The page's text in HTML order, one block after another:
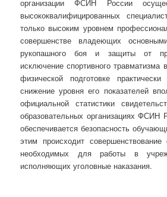
организации ФСИН России
высококвалифицированных
только высоким уровнем
совершенстве владеющих
рукопашного боя и защиты от
исключение спортивного травматизма
физической подготовке
снижение уровня его показателей
официальной статистики
образовательных организациях ФСИН
обеспечивается безопасность
этим происходит совершенствование
необходимых для работы в
исполняющих уголовные наказания.